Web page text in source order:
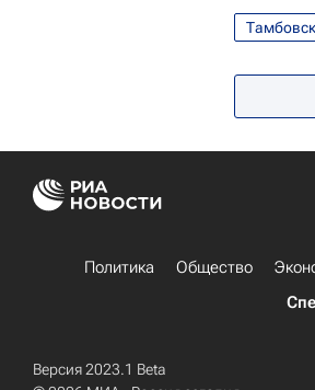
Политика Общество
Версия 2023.1 Beta